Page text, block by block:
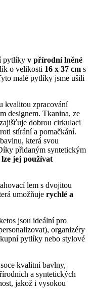
pytlíky v přírodní lněné
o velikosti 16 x 37 cm s
malé pytlíky jsme ušili
kvalitou zpracování
designem. Tkanina, ze
dobrou cirkulaci
stírání a pomačkání.
která svou
přidaným syntetickým
jej používat
lem s dvojitou
umožňuje rychlé a
jsou ideální pro
organizéry
pytlíky nebo stylové
kvalitní bavlny,
a syntetických
jakož i vysokou